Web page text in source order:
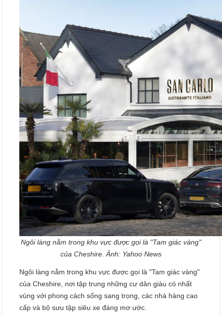
Ngôi làng nằm trong khu vực được gọi là "Tam giác vàng"
của Cheshire. Ảnh: Yahoo News
Ngôi làng nằm trong khu vực được gọi là "Tam giác vàng"
của Cheshire, nơi tập trung những cư dân giàu có nhất
vùng với phong cách sống sang trọng, các nhà hàng cao
cấp và bộ sưu tập siêu xe đáng mơ ước.